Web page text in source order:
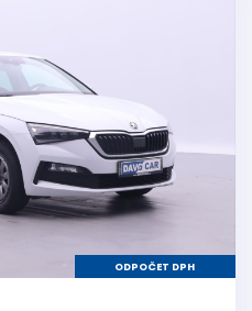
ODPOČET DPH